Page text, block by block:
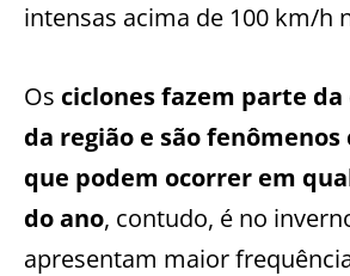
intensas acima de 100 km/h
Os ciclones fazem parte
da região e são
que podem ocorrer em
do ano, contudo, é no
apresentam maior